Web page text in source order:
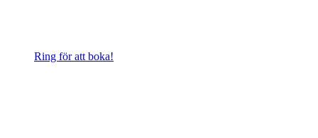
Ring för att boka!